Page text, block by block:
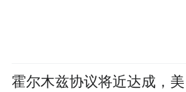
霍尔木兹协议将近达成，美